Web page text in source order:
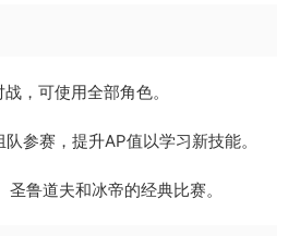
，可使用全部角色。
参赛，提升AP值以学习新技能。
鲁道夫和冰帝的经典比赛。